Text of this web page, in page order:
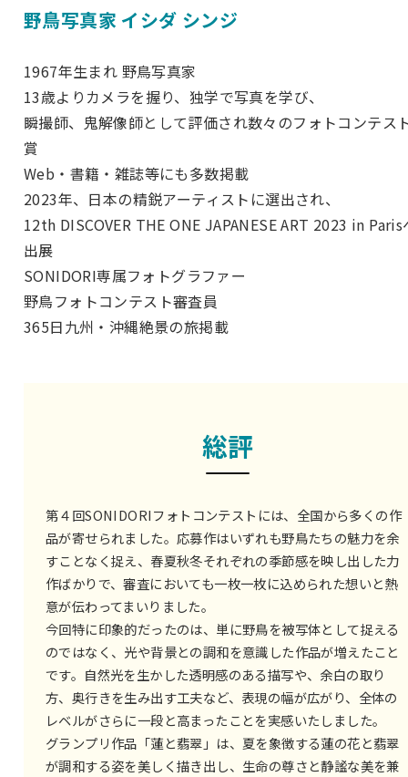
野鳥写真家 イシダ シンジ
1967年生まれ 野鳥写真家
13歳よりカメラを握り、独学で写真を学び、
瞬撮師、鬼解像師として評価され数々のフォトコンテス
賞
Web・書籍・雑誌等にも多数掲載
2023年、日本の精鋭アーティストに選出され、
12th DISCOVER THE ONE JAPANESE ART 2023 in Paris
出展
SONIDORI専属フォトグラファー
野鳥フォトコンテスト審査員
365日九州・沖縄絶景の旅掲載
総評
第４回SONIDORIフォトコンテストには、全国から多くの作
品が寄せられました。応募作はいずれも野鳥たちの魅力を余
すことなく捉え、春夏秋冬それぞれの季節感を映し出した力
作ばかりで、審査においても一枚一枚に込められた想いと熱
意が伝わってまいりました。
今回特に印象的だったのは、単に野鳥を被写体として捉える
のではなく、光や背景との調和を意識した作品が増えたこと
です。自然光を生かした透明感のある描写や、余白の取り
方、奥行きを生み出す工夫など、表現の幅が広がり、全体の
レベルがさらに一段と高まったことを実感いたしました。
グランプリ作品「蓮と翡翠」は、夏を象徴する蓮の花と翡翠
が調和する姿を美しく描き出し、生命の尊さと静謐な美を兼